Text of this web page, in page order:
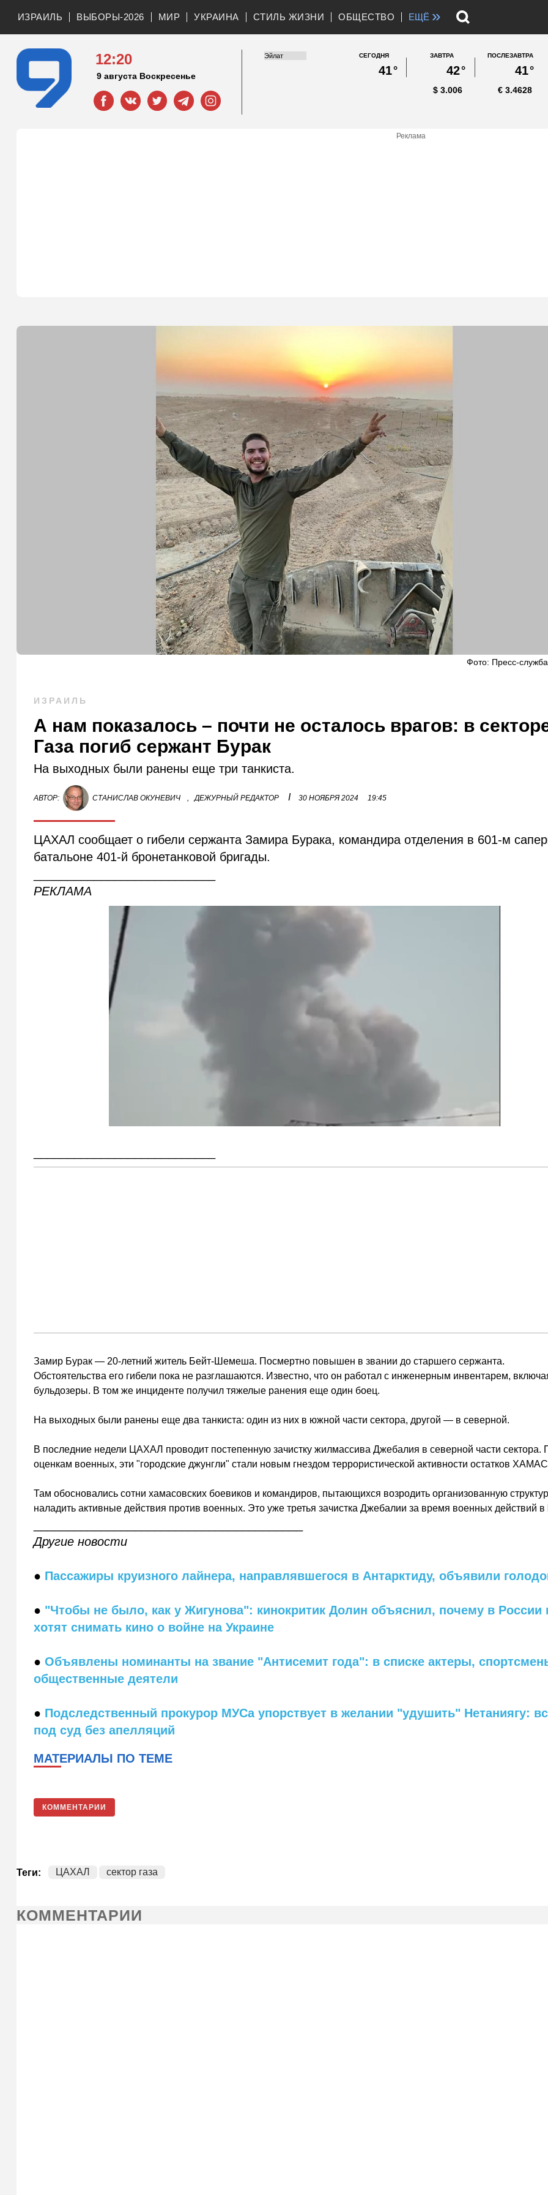
ИЗРАИЛЬ ВЫБОРЫ-2026 МИР УКРАИНА СТИЛЬ ЖИЗНИ ОБЩЕСТВО ЕЩЁ »
12:20
9 августа Воскресенье
СЕГОДНЯ
41°
ЗАВТРА
42°
ПОСЛЕЗАВТРА
41°
3.006
$ 3.4628
€
Реклама
Фото: Пресс-
ИЗРАИЛЬ
А нам показалось – почти не осталось врагов: в
Газа погиб сержант Бурак
На выходных были ранены еще три танкиста.
АВТОР: СТАНИСЛАВ ОКУНЕВИЧ , ДЕЖУРНЫЙ РЕДАКТОР I 30 НОЯБРЯ 2024 19:45
ЦАХАЛ сообщает о гибели сержанта Замира Бурака, командира отделения в 601-м
батальоне 401-й бронетанковой бригады.
РЕКЛАМА
Замир Бурак — 20-летний житель Бейт-Шемеша. Посмертно повышен в звании до старшего сержанта.
Обстоятельства его гибели пока не разглашаются. Известно, что он работал с инженерным инвентарем,
бульдозеры. В том же инциденте получил тяжелые ранения еще один боец.
На выходных были ранены еще два танкиста: один из них в южной части сектора, другой — в северной.
В последние недели ЦАХАЛ проводит постепенную зачистку жилмассива Джебалия в северной части сектора.
оценкам военных, эти "городские джунгли" стали новым гнездом террористической активности остатков
Там обосновались сотни хамасовских боевиков и командиров, пытающихся возродить организованную
наладить активные действия против военных. Это уже третья зачистка Джебалии за время военных действий в
Другие новости
● Пассажиры круизного лайнера, направлявшегося в Антарктиду, объявили
● "Чтобы не было, как у Жигунова": кинокритик Долин объяснил, почему в России
хотят снимать кино о войне на Украине
● Объявлены номинанты на звание "Антисемит года": в списке актеры,
общественные деятели
● Подследственный прокурор МУСа упорствует в желании "удушить" Нетаниягу:
под суд без апелляций
МАТЕРИАЛЫ ПО ТЕМЕ
КОММЕНТАРИИ
Теги: ЦАХАЛ сектор газа
КОММЕНТАРИИ